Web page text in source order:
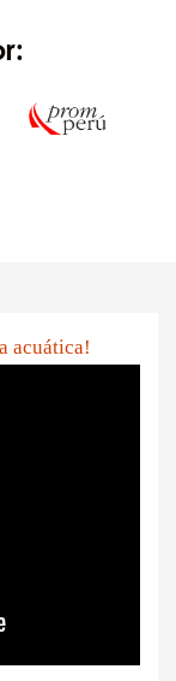
acuática!